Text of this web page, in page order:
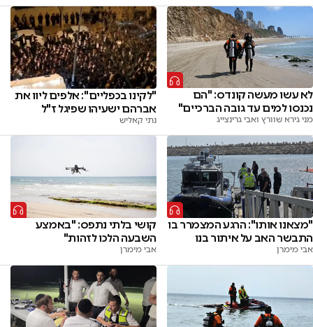
לא עשו מעשה קונדס: "הם
נכנסו למים עד גובה הברכיים"
מני גירא שוורץ ואבי גרינצייג
"לקינו בכפליים": אלפים ליוו את
אברהם ישעיהו שפיגל ז"ל
נתי קאליש
"מצאנו אותו": הרגע המצמרר בו
התבשר האב על איתור בנו
אבי מימרן
קושי בלתי נתפס: "באמצע
השבעה הלכו לזהות"
אבי מימרן